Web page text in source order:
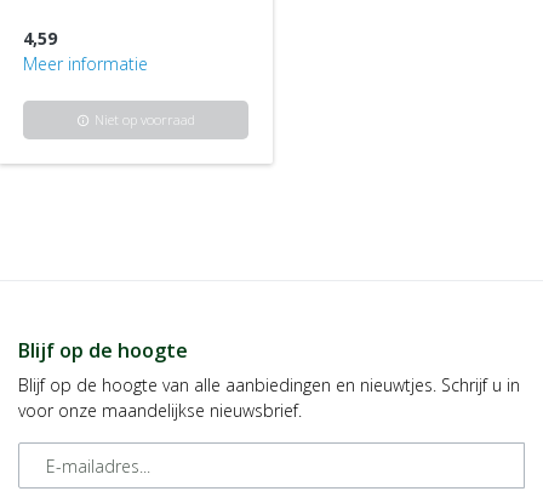
4,59
Meer informatie
info Niet op voorraad
Blijf op de hoogte
Blijf op de hoogte van alle aanbiedingen en nieuwtjes. Schrijf u in
voor onze maandelijkse nieuwsbrief.
E-mailadres